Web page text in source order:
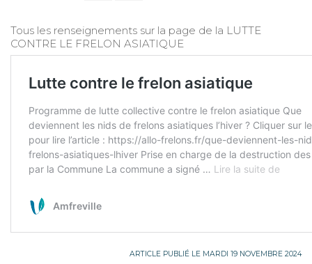
Tous les renseignements sur la page de la LUTTE
CONTRE LE FRELON ASIATIQUE
ARTICLE PUBLIÉ LE MARDI 19 NOVEMBRE 2024